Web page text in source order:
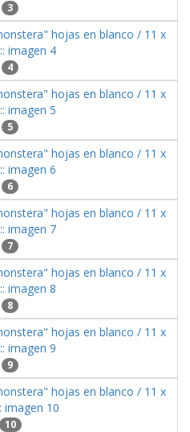
3
4
5
6
7
8
9
10